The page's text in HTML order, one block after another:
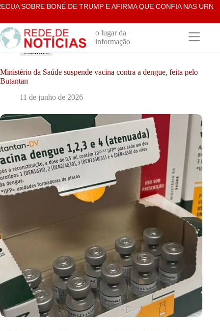
Pular
o
conteúdo
SOBRE BONÉ DE TRUMP E AFIRMA QUE CONFIA NAS URNAS
o lugar da
informação
Cidades
Ministério da Saúde suspende vacina contra a dengue, feita pelo
Butantan
11 de junho de 2026